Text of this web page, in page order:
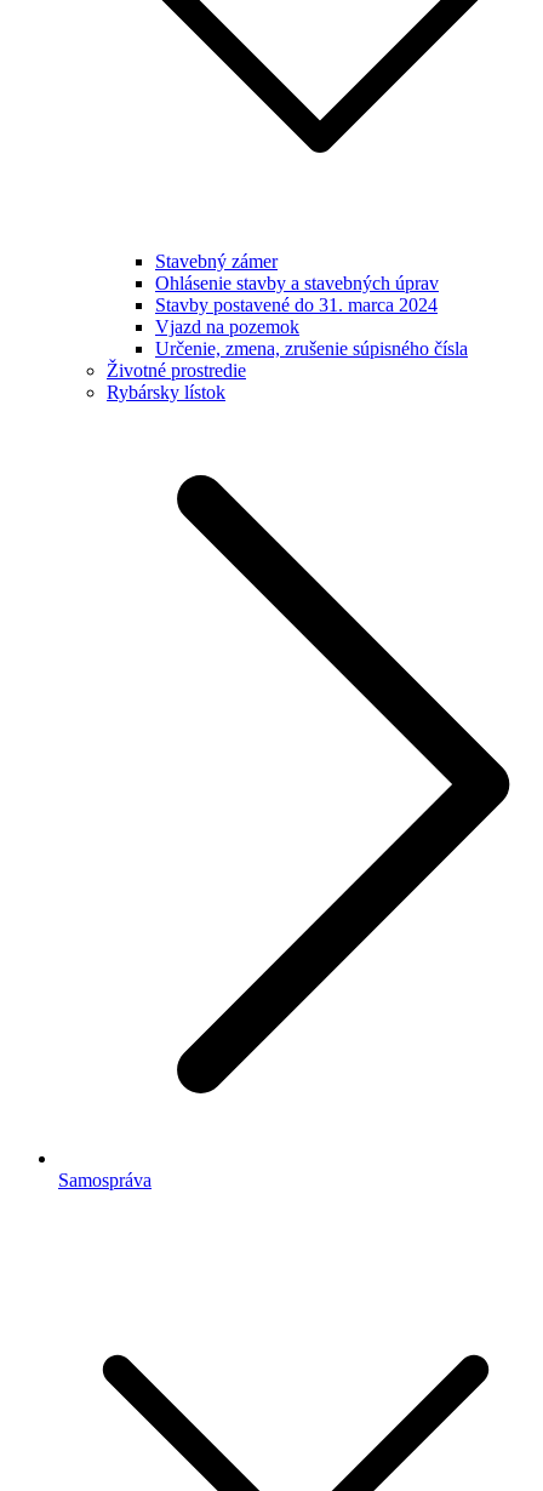
Stavebný zámer
Ohlásenie stavby a stavebných úprav
Stavby postavené do 31. marca 2024
Vjazd na pozemok
Určenie, zmena, zrušenie súpisného čísla
Životné prostredie
Rybársky lístok
Samospráva